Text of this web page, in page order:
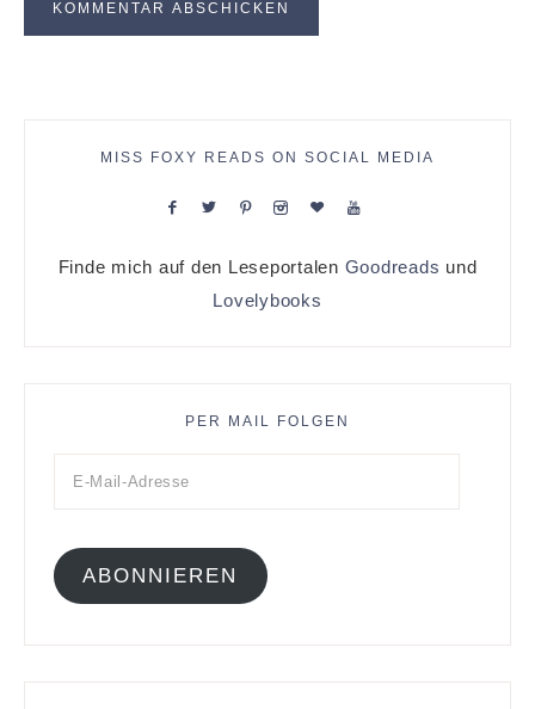
MISS FOXY READS ON SOCIAL MEDIA
Finde mich auf den Leseportalen Goodreads und
Lovelybooks
PER MAIL FOLGEN
ABONNIEREN